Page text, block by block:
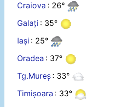
Craiova : 26°
Galați : 35°
Iași : 25°
Oradea : 37°
Tg.Mureș : 33°
Timișoara : 33°